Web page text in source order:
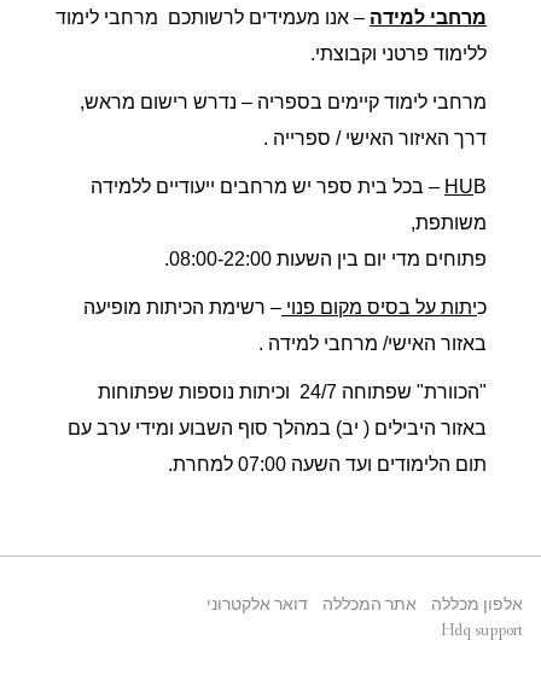
מרחבי למידה – אנו מעמידים לרשותכם מרחבי לימוד
ללימוד פרטני וקבוצתי.
מרחבי לימוד קיימים בספריה – נדרש רישום מראש,
דרך האיזור האישי / ספרייה .
HU B – בכל בית ספר יש מרחבים ייעודיים ללמידה
משותפת,
פתוחים מדי יום בין השעות 08:00-22:00.
כיתות על בסיס מקום פנוי – רשימת הכיתות מופיעה
באזור האישי/ מרחבי למידה .
"הכוורת" שפתוחה 24/7 וכיתות נוספות שפתוחות
באזור היבילים ( יב) במהלך סוף השבוע ומידי ערב עם
תום הלימודים ועד השעה 07:00 למחרת.
אלפון מכללה אתר המכללה
דואר אלקטרוני
Hdq support